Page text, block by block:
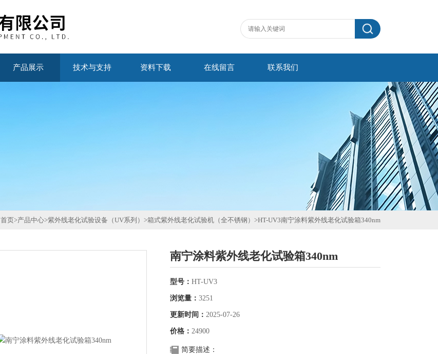
产品展示 技术与支持 资料下载 在线留言 联系我们
首页>产品中心>紫外线老化试验设备（UV系列） >箱式紫外线老化试验机（全不锈钢） >HT-UV3南宁涂料紫外线老化试验箱340nm
南宁涂料紫外线老化试验箱340nm
型号： HT-UV3
浏览量： 3251
更新时间： 2025-07-26
价格： 24900
简要描述：